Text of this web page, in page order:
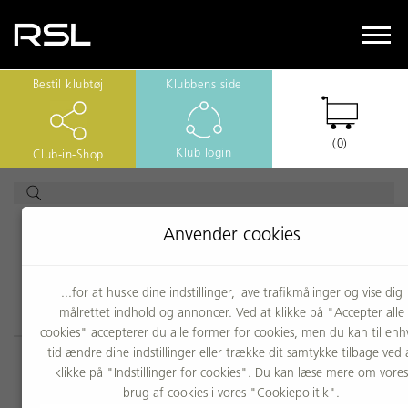
Bestil klubtøj
Club-in-Shop
Klubbens side
Klub login
(0)
30 dages returret Mail
30 dages fuld returret
Anvender cookies
...for at huske dine indstillinger, lave trafikmålinger og vise dig
målrettet indhold og annoncer. Ved at klikke på "Accepter alle
cookies" accepterer du alle former for cookies, men du kan til
tid ændre dine indstillinger eller trække dit samtykke tilbage ved
klikke på "Indstillinger for cookies". Du kan læse mere om vores
brug af cookies i vores "Cookiepolitik".